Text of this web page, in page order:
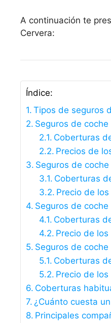
A continuación te
Cervera:
Índice:
Tipos de seguros
Seguros de
Coberturas
Precios de
Seguros de
Coberturas
Precio de
Seguros de
Coberturas
Precio de
Seguros de
Coberturas
Precio de
Coberturas
¿Cuánto cuesta
Principales